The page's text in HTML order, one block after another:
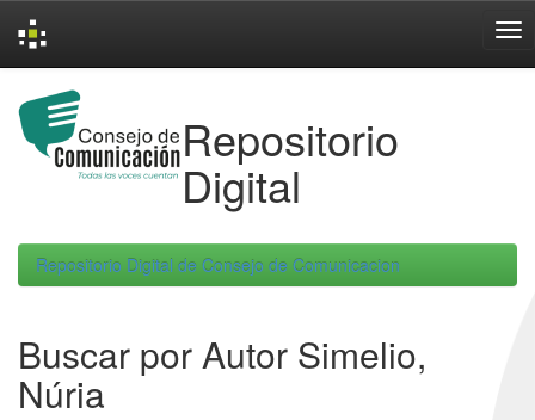
navigation
Repositorio
Digital
Repositorio Digital de Consejo de Comunicacion
Buscar por Autor Simelio,
Núria